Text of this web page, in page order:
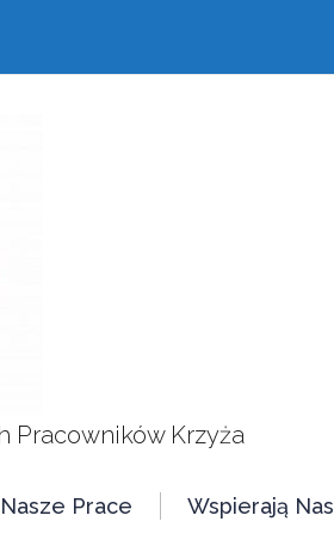
Pracowników Krzyża
Nasze Prace Wspierają Nas